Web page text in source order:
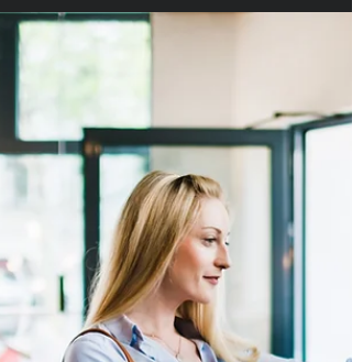
sein. Eine spezialisierte Marketingagentur
für Handwerker hilft dabei, genau die
Kunden zu erreichen, die aktiv nach
SHK (Sanitär, Heizung, Klima) und
Haustechnik entscheidet eine starke
Präsenz über den Erfolg. Warum eine
spezialisierte Marketingagentur für
Handwerker entscheidend ist Handwerker
haben an